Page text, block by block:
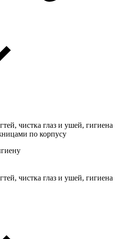
чистка глаз и ушей, гигиена
по корпусу
чистка глаз и ушей, гигиена